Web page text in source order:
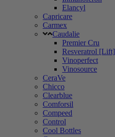
Elancyl
Capricare
Carmex
Caudalie
Premier Cru
Resveratrol [Lift]
Vinoperfect
Vinosource
CeraVe
Chicco
Clearblue
Comforsil
Compeed
Control
Cool Bottles